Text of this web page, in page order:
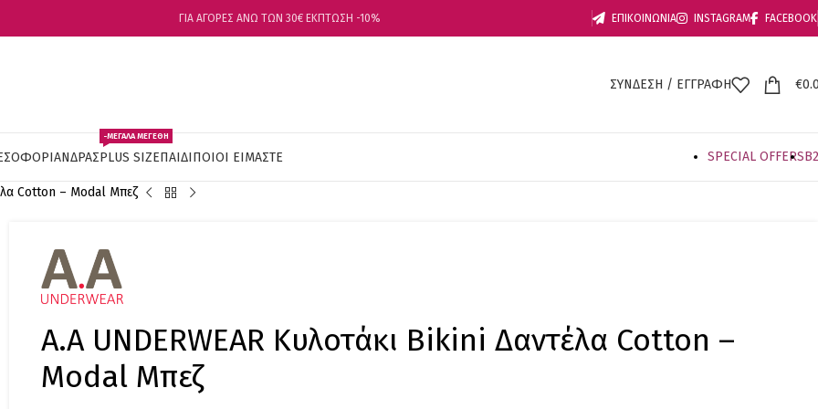
ΓΙΑ ΑΓΟΡΕΣ ΑΝΩ ΤΩΝ 30€ ΕΚΠΤΩΣΗ -10% ΕΠΙΚΟΙΝΩΝΙΑ INSTAGRAM FACEBOOK
ΣΥΝΔΕΣΗ / ΕΓΓΡΑΦΗ €
ΑΝΔΡΑΣPLUS SIZE
-ΜΕΓΑΛΑ ΜΕΓΕΘΗ
ΠΑΙΔΙΠΟΙΟΙ ΕΙΜΑΣΤΕ SPECIAL OFFERS
Cotton – Modal Μπεζ
Α.A UNDERWEAR Κυλοτάκι Bikini Δαντέλα Cotton –
Modal Μπεζ